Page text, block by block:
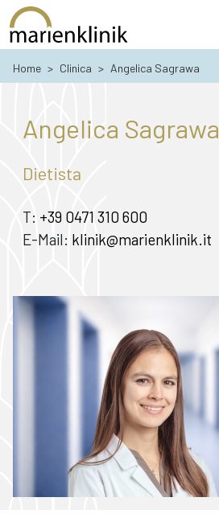
Passa al contenuto principale
Home > Clinica > Angelica Sagrawa
Angelica Sagrawa
Dietista
T: +39 0471 310 600
E-Mail: klinik@marienklinik.it